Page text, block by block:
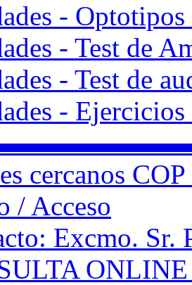
-
- Test de
- Test de
-
cercanos
/ Acceso
Excmo. Sr.